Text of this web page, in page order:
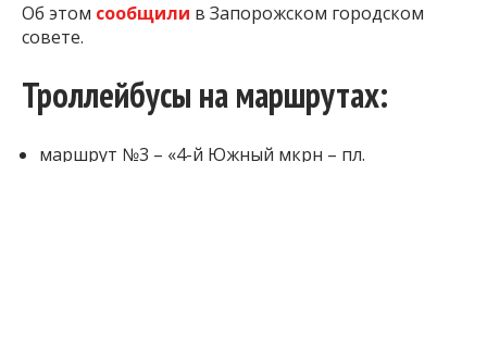
Об этом сообщили в Запорожском городском
совете.
Троллейбусы на маршрутах:
маршрут №3 – «4-й Южный мкрн – пл.